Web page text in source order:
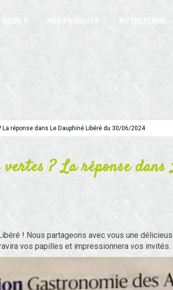
? NOS PRODUITS NOTRE FERME
réponse dans Le Dauphiné Libéré du 30/06/2024
? La réponse
! Nous partageons avec vous une
vos papilles et impressionnera vos invités.